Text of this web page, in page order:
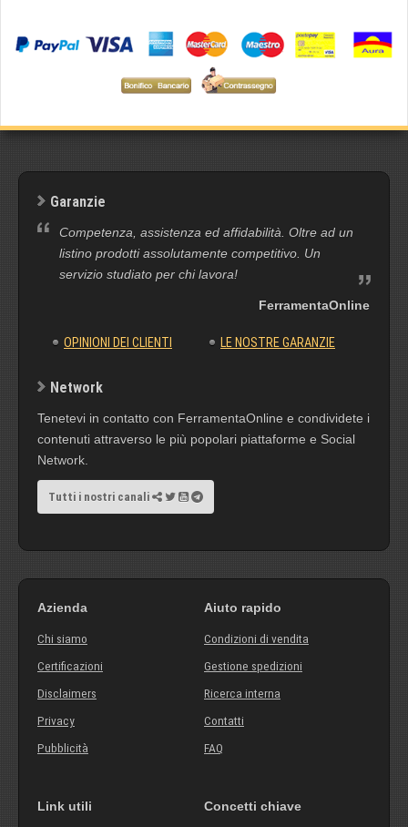
Garanzie
Competenza, assistenza ed affidabilità. Oltre ad un
listino prodotti assolutamente competitivo. Un
servizio studiato per chi lavora!
FerramentaOnline
OPINIONI DEI CLIENTI LE NOSTRE GARANZIE
Network
Tenetevi in contatto con FerramentaOnline e condividete i
contenuti attraverso le più popolari piattaforme e Social
Network.
Tutti i nostri canali
Azienda
Chi siamo
Certificazioni
Disclaimers
Privacy
Pubblicità
Aiuto rapido
Condizioni di vendita
Gestione spedizioni
Ricerca interna
Contatti
FAQ
Link utili Concetti chiave